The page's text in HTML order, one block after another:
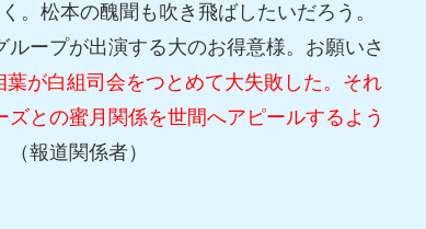
。松本の醜聞も吹き飛ばしたいだろう。
ープが出演する大のお得意様。お願いさ
葉が白組司会をつとめて大失敗した。それ
との蜜月関係を世間へアピールするよう
（報道関係者）